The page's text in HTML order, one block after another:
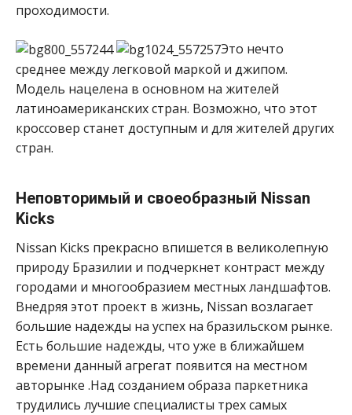
проходимости.
Это нечто
среднее между легковой маркой и джипом.
Модель нацелена в основном на жителей
латиноамериканских стран. Возможно, что этот
кроссовер станет доступным и для жителей других
стран.
Неповторимый и своеобразный Nissan
Kicks
Nissan Kicks прекрасно впишется в великолепную
природу Бразилии и подчеркнет контраст между
городами и многообразием местных ландшафтов.
Внедряя этот проект в жизнь, Nissan возлагает
большие надежды на успех на бразильском рынке.
Есть большие надежды, что уже в ближайшем
времени данный агрегат появится на местном
авторынке .Над созданием образа паркетника
трудились лучшие специалисты трех самых